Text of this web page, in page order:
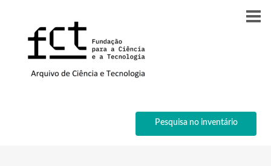
Pesquisa no inventário